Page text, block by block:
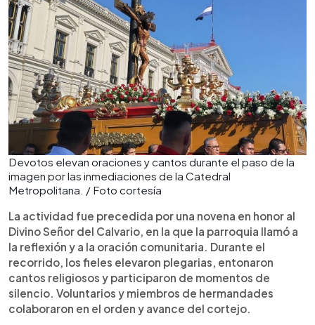
Devotos elevan oraciones y cantos durante el paso de la
imagen por las inmediaciones de la Catedral
Metropolitana. / Foto cortesía
La actividad fue precedida por una novena en honor al
Divino Señor del Calvario, en la que la parroquia llamó a
la reflexión y a la oración comunitaria. Durante el
recorrido, los fieles elevaron plegarias, entonaron
cantos religiosos y participaron de momentos de
silencio. Voluntarios y miembros de hermandades
colaboraron en el orden y avance del cortejo.